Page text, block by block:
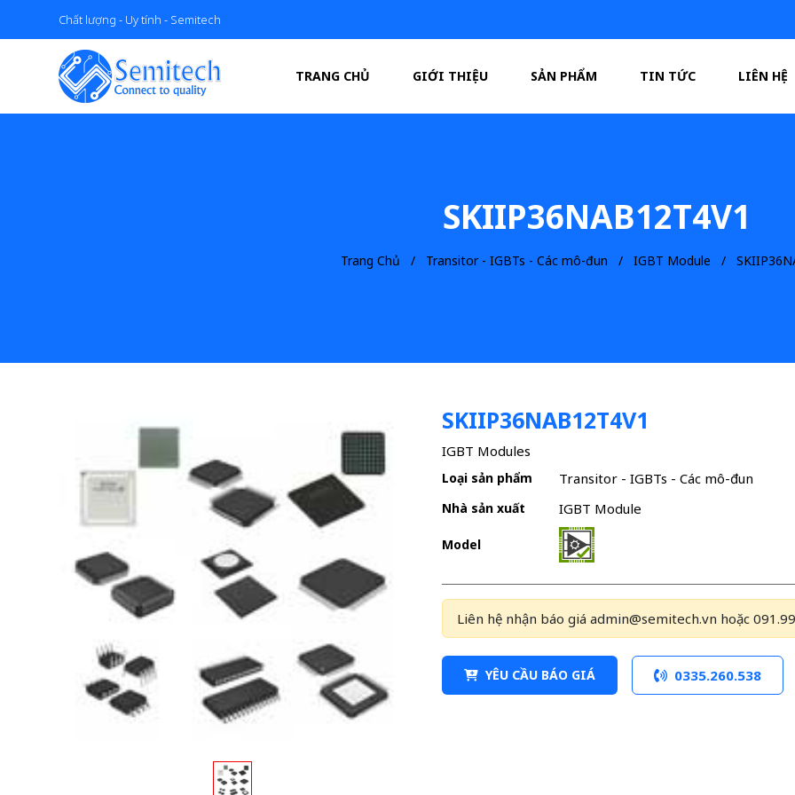
Chất lượng - Uy tính - Semitech
TRANG CHỦ GIỚI THIỆU SẢN PHẨM TIN TỨC LIÊN HỆ
SKIIP36NAB12T4V1
Trang Chủ Transitor - IGBTs - Các mô-đun IGBT Module
SKIIP36NAB12T4V1
IGBT Modules
Loại sản phẩm Transitor - IGBTs - Các mô-đun
Nhà sản xuất IGBT Module
Model
Liên hệ nhận báo giá admin@semitech.vn hoặc
YÊU CẦU BÁO GIÁ 0335.260.538